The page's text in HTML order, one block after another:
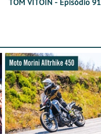
TOM VITOÍN - Episódio 91